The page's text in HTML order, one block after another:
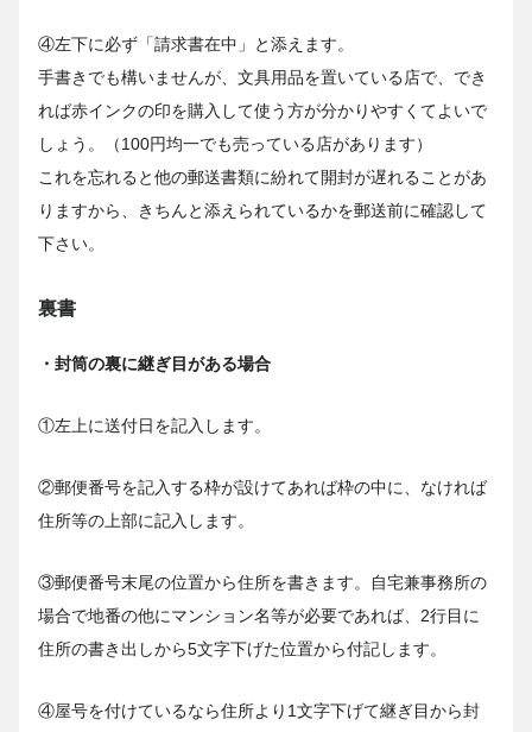
④左下に必ず「請求書在中」と添えます。
手書きでも構いませんが、文具用品を置いている店で、でき
れば赤インクの印を購入して使う方が分かりやすくてよいで
しょう。（100円均一でも売っている店があります）
これを忘れると他の郵送書類に紛れて開封が遅れることがあ
りますから、きちんと添えられているかを郵送前に確認して
下さい。
裏書
・封筒の裏に継ぎ目がある場合
①左上に送付日を記入します。
②郵便番号を記入する枠が設けてあれば枠の中に、なければ
住所等の上部に記入します。
③郵便番号末尾の位置から住所を書きます。自宅兼事務所の
場合で地番の他にマンション名等が必要であれば、2行目に
住所の書き出しから5文字下げた位置から付記します。
④屋号を付けているなら住所より1文字下げて継ぎ目から封